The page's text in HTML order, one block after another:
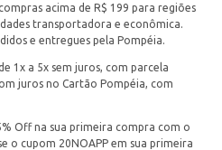
acima de R$ 199 para regiões
transportadora e econômica.
e entregues pela Pompéia.
1x a 5x sem juros, com parcela
juros no Cartão Pompéia, com
Off na sua primeira compra com o
o cupom 20NOAPP em sua primeira